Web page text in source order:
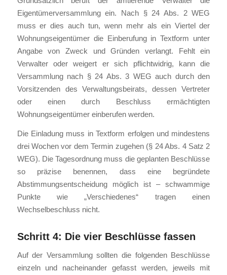
Eigentümerversammlung ein. Nach § 24 Abs. 2 WEG
muss er dies auch tun, wenn mehr als ein Viertel der
Wohnungseigentümer die Einberufung in Textform unter
Angabe von Zweck und Gründen verlangt. Fehlt ein
Verwalter oder weigert er sich pflichtwidrig, kann die
Versammlung nach § 24 Abs. 3 WEG auch durch den
Vorsitzenden des Verwaltungsbeirats, dessen Vertreter
oder einen durch Beschluss ermächtigten
Wohnungseigentümer einberufen werden.
Die Einladung muss in Textform erfolgen und mindestens
drei Wochen vor dem Termin zugehen (§ 24 Abs. 4 Satz 2
WEG). Die Tagesordnung muss die geplanten Beschlüsse
so präzise benennen, dass eine begründete
Abstimmungsentscheidung möglich ist – schwammige
Punkte wie „Verschiedenes“ tragen einen
Wechselbeschluss nicht.
Schritt 4: Die vier Beschlüsse fassen
Auf der Versammlung sollten die folgenden Beschlüsse
einzeln und nacheinander gefasst werden, jeweils mit